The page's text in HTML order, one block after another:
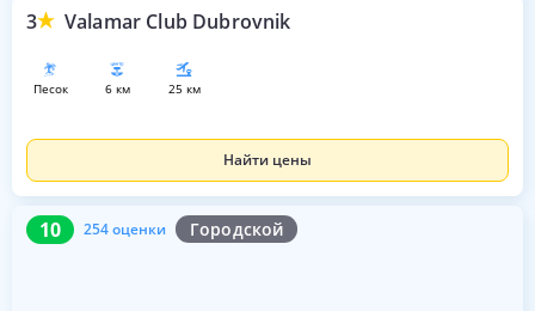
3 Valamar Club Dubrovnik
песок 6 км 25 км
Найти цены
10 254 оценки Городской
10 254 оценки